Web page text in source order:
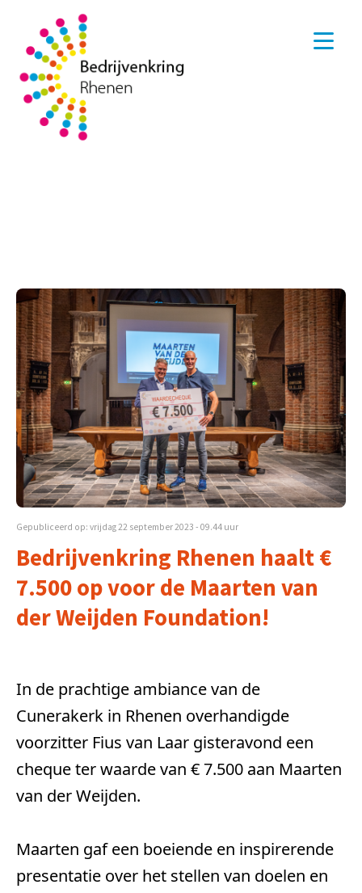
Gepubliceerd op: vrijdag 22 september 2023 - 09.44 uur
Bedrijvenkring Rhenen haalt €
7.500 op voor de Maarten van
der Weijden Foundation!
In de prachtige ambiance van de
Cunerakerk in Rhenen overhandigde
voorzitter Fius van Laar gisteravond een
cheque ter waarde van € 7.500 aan Maarten
van der Weijden.
Maarten gaf een boeiende en inspirerende
presentatie over het stellen van doelen en